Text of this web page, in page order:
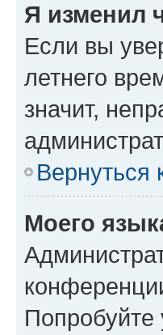
Я изменил
Если вы
летнего
значит,
Вернуться
Моего
Попробуйте